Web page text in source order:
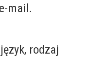
mail.
rodzaj